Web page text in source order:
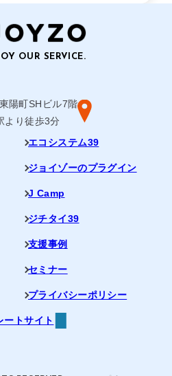
陽町SHビル7階
より徒歩3分
エコシステム39
ジョイゾーのプラグイン
J Camp
ジチタイ39
支援事例
セミナー
プライバシーポリシー
ートサイト